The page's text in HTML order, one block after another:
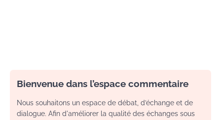
Bienvenue dans l’espace commentaire
Nous souhaitons un espace de débat, d’échange et de
dialogue. Afin d'améliorer la qualité des échanges sous